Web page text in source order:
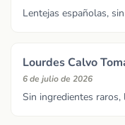
Lentejas españolas,
Lourdes Calvo
6 de julio de 2026
Sin ingredientes raros,